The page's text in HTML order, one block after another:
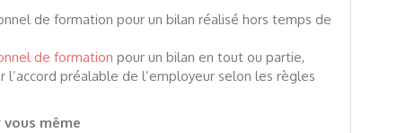
de formation pour un bilan réalisé hors temps de
de formation pour un bilan en tout ou partie,
préalable de l’employeur selon les règles
même